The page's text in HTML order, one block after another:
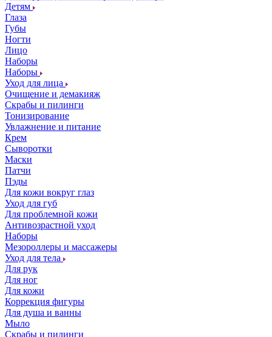
Детям
Глаза
Губы
Ногти
Лицо
Наборы
Наборы
Уход для лица
Очищение и демакияж
Скрабы и пилинги
Тонизирование
Увлажнение и питание
Крем
Сыворотки
Маски
Патчи
Пэды
Для кожи вокруг глаз
Уход для губ
Для проблемной кожи
Антивозрастной уход
Наборы
Мезороллеры и массажеры
Уход для тела
Для рук
Для ног
Для кожи
Коррекция фигуры
Для душа и ванны
Мыло
Скрабы и пилинги